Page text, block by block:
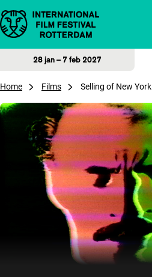
Direct naar inhoud
28 jan – 7 feb 2027
Home Films Selling of New York